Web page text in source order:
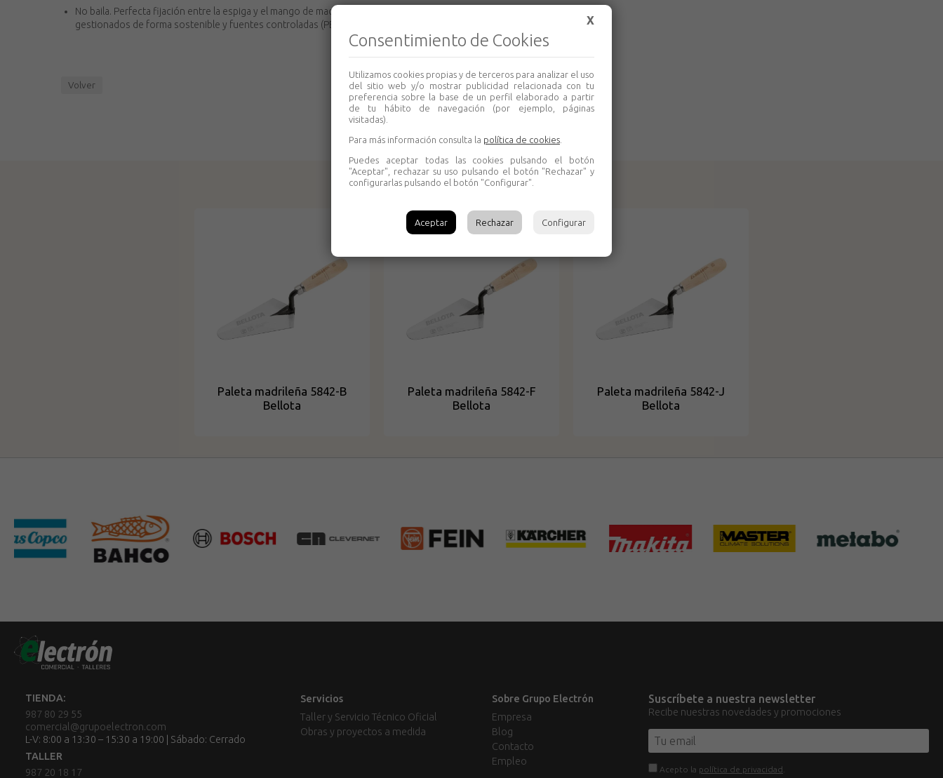
No baila. Perfecta fijación entre la espiga y el mango de madera de haya que procede de bosques
gestionados de forma sostenible y fuentes controladas (PEFC/14-35-00020) y de tacto suave.
Volver
Productos relacionados
Paleta madrileña 5842-B
Bellota
Paleta madrileña 5842-F
Bellota
Paleta madrileña 5842-J
Bellota
TIENDA:
987 80 29 55
comercial@grupoelectron.com
L-V: 8:00 a 13:30 – 15:30 a 19:00 | Sábado: Cerrado
TALLER
987 20 18 17
Servicios
Taller y Servicio Técnico Oficial
Obras y proyectos a medida
Sobre Grupo Electrón
Empresa
Blog
Contacto
Empleo
Suscríbete a nuestra newsletter
Recibe nuestras novedades y promociones
Acepto la política de privacidad
X
Consentimiento de Cookies
Utilizamos cookies propias y de terceros para analizar el uso
del sitio web y/o mostrar publicidad relacionada con tu
preferencia sobre la base de un perfil elaborado a partir
de tu hábito de navegación (por ejemplo, páginas
visitadas).
Para más información consulta la política de cookies
Puedes aceptar todas las cookies pulsando el botón
"Aceptar", rechazar su uso pulsando el botón "Rechazar" y
configurarlas pulsando el botón "Configurar".
Aceptar Rechazar Configurar